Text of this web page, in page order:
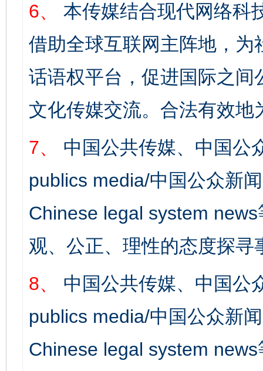
6、
本传媒结合现代网络科
借助全球互联网主阵地，
话语权平台，促进国际之
文化传媒交流。合法有效地
7、
中国公共传媒、中国公
publics media/中国公众新
Chinese legal system
观、公正、理性的态度探寻
8、
中国公共传媒、中国公
publics media/中国公众新
Chinese legal system